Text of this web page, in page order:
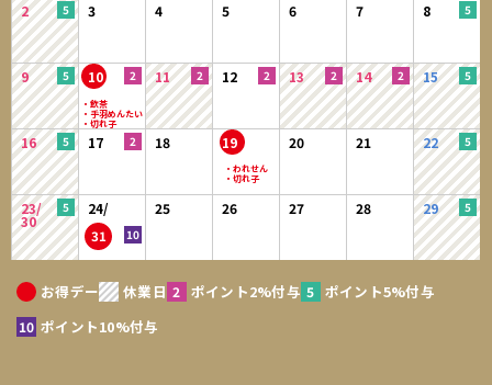
2 3 4 5 6 7 8
9 10 11 12 13 14 15
16 17 18 19 20 21 22
23/
30
24/
31
25 26 27 28 29
お得デー 休業日 ポイント2%付与
ポイント5%付与
ポイント10%付与